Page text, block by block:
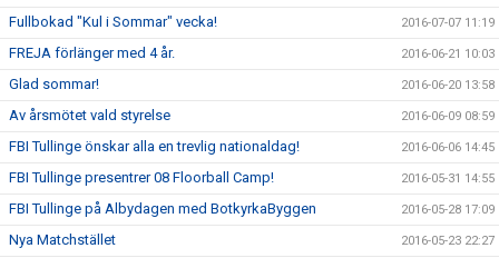
Fullbokad "Kul i Sommar" vecka! 2016-07-07 11:19
FREJA förlänger med 4 år. 2016-06-21 10:03
Glad sommar! 2016-06-20 13:58
Av årsmötet vald styrelse 2016-06-09 08:59
FBI Tullinge önskar alla en trevlig nationaldag! 2016-06-06 14:45
FBI Tullinge presentrer 08 Floorball Camp! 2016-05-31 14:55
FBI Tullinge på Albydagen med BotkyrkaByggen 2016-05-28 17:09
Nya Matchstället 2016-05-23 22:27